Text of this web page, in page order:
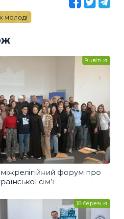
молоді
міжрелігійний форум про
сім’ї
9 квітня
18 березня